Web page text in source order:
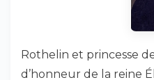
Rothelin et princesse
d’honneur de la reine